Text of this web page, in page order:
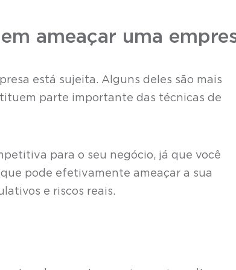
ameaçar uma
está sujeita. Alguns deles são mais
parte importante das técnicas de
para o seu negócio, já que você
pode efetivamente ameaçar a sua
e riscos reais.